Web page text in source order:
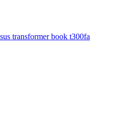
transformer book t300fa